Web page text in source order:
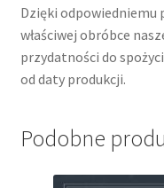
Dzięki odpowiedniemu
właściwej obróbce
przydatności do
od daty produkcji.
Podobne